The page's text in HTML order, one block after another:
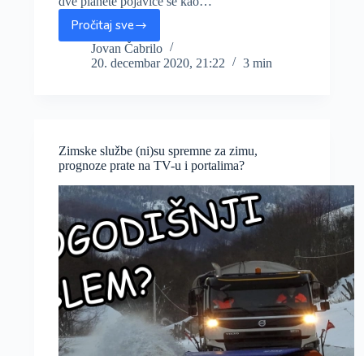
Pročitaj sve
Posle
800
godina
zasijati
„Božićna
planetarna
konjunkcija
Jupitera
i
Saturna
Jovan Čabrilo
20. decembar 2020, 21:22
3 min
Zimske službe (ni)su spremne za zimu,
prognoze prate na TV-u i portalima?